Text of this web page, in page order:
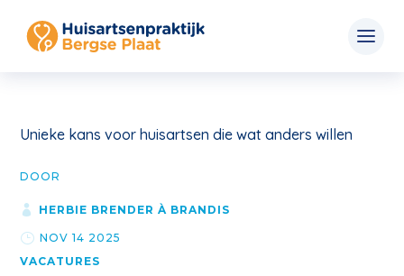
Unieke kans voor huisartsen die wat anders willen
DOOR
HERBIE BRENDER À BRANDIS
NOV 14 2025
VACATURES